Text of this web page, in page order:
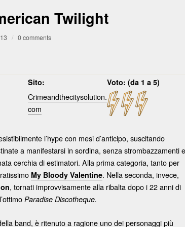
Twilight
/ 0 comments
Sito: Voto: (da 1 a 5)
Crimeandthecitysolution.
com
l’hype con mesi d’anticipo, suscitando
a manifestarsi in sordina, senza strombazzamenti e
cerchia di estimatori. Alla prima categoria, tanto per
My Bloody Valentine. Nella seconda, invece,
, tornati improvvisamente alla ribalta dopo i 22 anni di
Paradise Discotheque.
band, è ritenuto a ragione uno dei personaggi più